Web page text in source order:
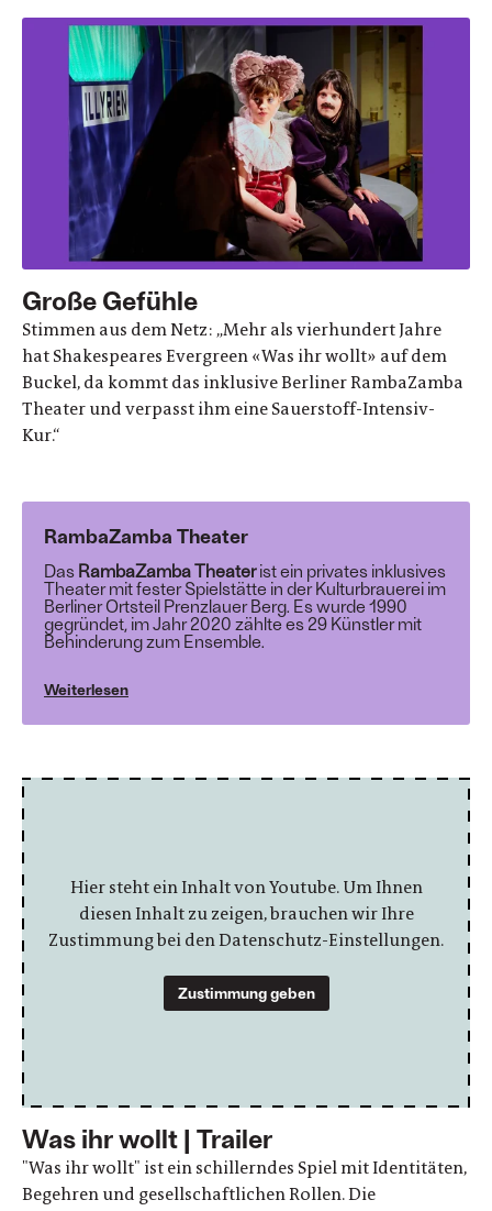
Große Gefühle
Stimmen aus dem Netz: „Mehr als vierhundert Jahre
hat Shakespeares Evergreen «Was ihr wollt» auf dem
Buckel, da kommt das inklusive Berliner RambaZamba
Theater und verpasst ihm eine Sauerstoff-Intensiv-
Kur.“
RambaZamba Theater
Das RambaZamba Theaterist ein privates inklusives
Theater mit fester Spielstätte in der Kulturbrauerei im
Berliner Ortsteil Prenzlauer Berg. Es wurde 1990
gegründet, im Jahr 2020 zählte es 29 Künstler mit
Behinderung zum Ensemble.
Weiterlesen
Hier steht ein Inhalt von Youtube. Um Ihnen
diesen Inhalt zu zeigen, brauchen wir Ihre
Zustimmung bei den Datenschutz-Einstellungen.
Zustimmung geben
Was ihr wollt | Trailer
"Was ihr wollt" ist ein schillerndes Spiel mit Identitäten,
Begehren und gesellschaftlichen Rollen. Die